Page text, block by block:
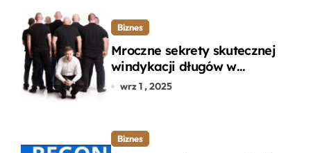
Biznes
Mroczne sekrety skutecznej
windykacji długów w
departamencie windykacji
wrz 1 , 2025
Biznes